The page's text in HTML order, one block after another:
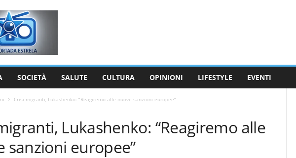
SOCIETÀ SALUTE CULTURA OPINIONI LIFESTYLE EVENTI
Crisi migranti, Lukashenko: “Reagiremo alle nuove sanzioni europee”
Lukashenko: “Reagiremo alle
sanzioni europee”